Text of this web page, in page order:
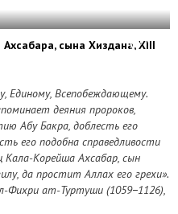
сына Хиздана, XIII
Единому, Всепобеждающему.
деяния пророков,
Абу Бакра, доблесть его
его подобна справедливости
Кала-Корейша Ахсабар, сын
да простит Аллах его грехи».
Фихри ат-Туртуши (1059−1126),